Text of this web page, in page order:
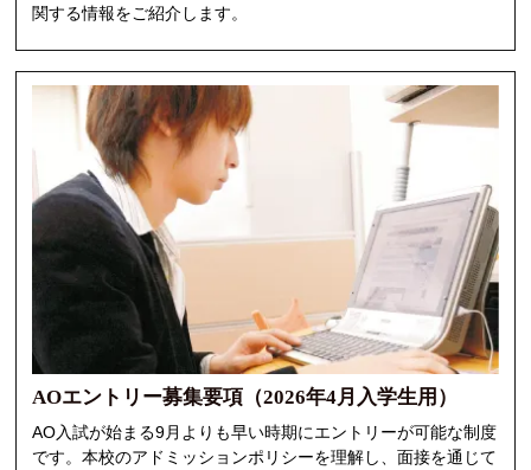
関する情報をご紹介します。
AOエントリー募集要項（2026年4月入学生用）
AO入試が始まる9月よりも早い時期にエントリーが可能な制度
です。本校のアドミッションポリシーを理解し、面接を通じて